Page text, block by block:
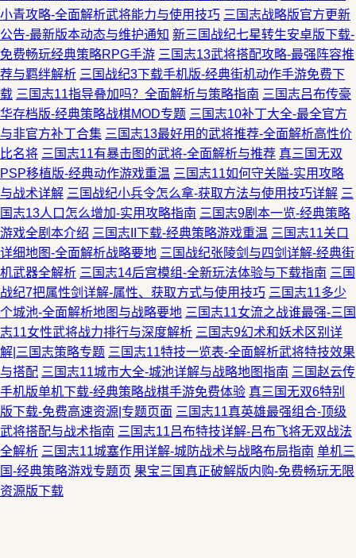
小青攻略-全面解析武将能力与使用技巧 三国志战略版官方更新
公告-最新版本动态与维护通知 新三国战纪七星转生安卓版下载-
免费畅玩经典策略RPG手游 三国志13武将搭配攻略-最强阵容推
荐与羁绊解析 三国战纪3下载手机版-经典街机动作手游免费下
载 三国志11指导叠加吗？全面解析与策略指南 三国志吕布传豪
华存档版-经典策略战棋MOD专题 三国志10补丁大全-最全官方
与非官方补丁合集 三国志13最好用的武将推荐-全面解析高性价
比名将 三国志11有暴击图的武将-全面解析与推荐 真三国无双
PSP移植版-经典动作游戏重温 三国志11如何守关隘-实用攻略
与战术详解 三国战纪小兵令怎么拿-获取方法与使用技巧详解 三
国志13人口怎么增加-实用攻略指南 三国志9剧本一览-经典策略
游戏全剧本介绍 三国志II下载-经典策略游戏重温 三国志11关口
详细地图-全面解析战略要地 三国战纪张陵剑与四剑详解-经典街
机武器全解析 三国志14后宫模组-全新玩法体验与下载指南 三国
战纪7把属性剑详解-属性、获取方式与使用技巧 三国志11多少
个城池-全面解析地图与战略要地 三国志11女流之战谁最强-三国
志11女性武将战力排行与深度解析 三国志9幻术和妖术区别详
解|三国志策略专题 三国志11特技一览表-全面解析武将特技效果
与搭配 三国志11城市大全-城池详解与战略地图指南 三国赵云传
手机版单机下载-经典策略战棋手游免费体验 真三国无双6特别
版下载-免费高速资源|专题页面 三国志11真英雄最强组合-顶级
武将搭配与战术指南 三国志11吕布特技详解-吕布飞将无双战法
全解析 三国志11城塞作用详解-城防战术与战略布局指南 单机三
国-经典策略游戏专题页 果宝三国真正破解版内购-免费畅玩无限
资源版下载